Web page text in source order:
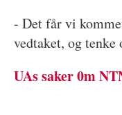
- Det får vi
vedtaket, og tenke
UAs saker 0m